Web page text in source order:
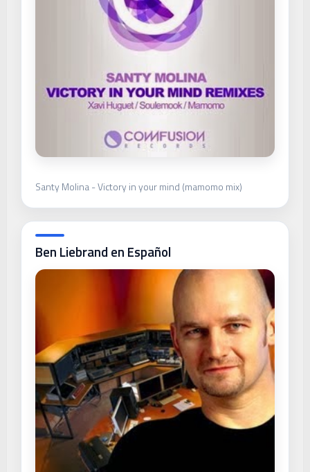
Santy Molina - Victory in your mind (mamomo mix)
Ben Liebrand en Español